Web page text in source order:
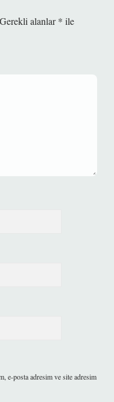
Gerekli alanlar* ile
e-posta adresim ve site adresim